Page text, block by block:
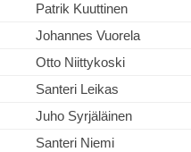
Patrik Kuuttinen
Johannes Vuorela
Otto Niittykoski
Santeri Leikas
Juho Syrjäläinen
Santeri Niemi